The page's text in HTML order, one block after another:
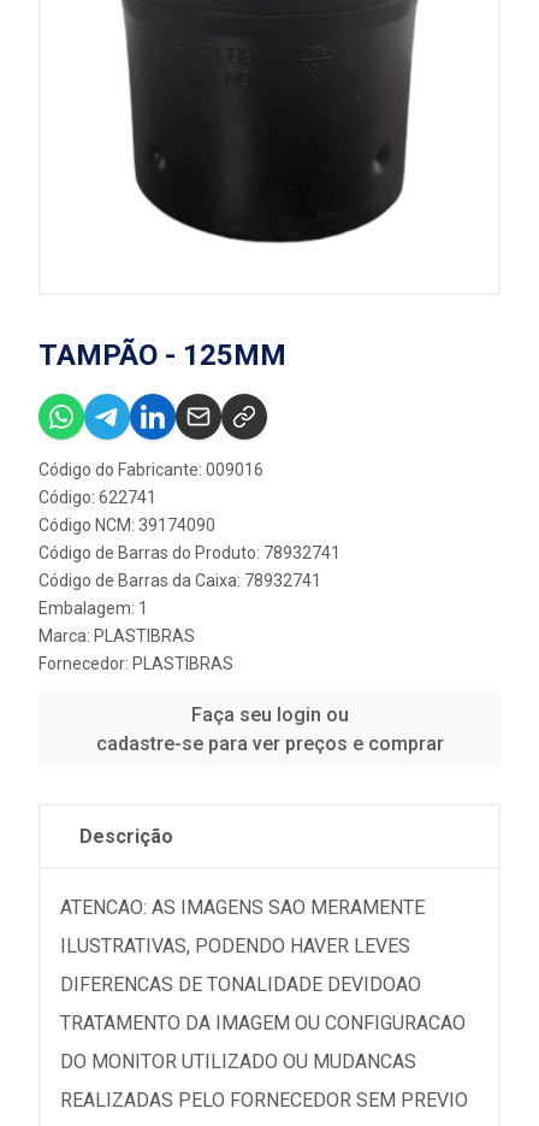
TAMPÃO - 125MM
Código do Fabricante: 009016
Código: 622741
Código NCM: 39174090
Código de Barras do Produto: 78932741
Código de Barras da Caixa: 78932741
Embalagem: 1
Marca: PLASTIBRAS
Fornecedor: PLASTIBRAS
Faça seu login ou
cadastre-se para ver preços e comprar
Descrição
ATENCAO: AS IMAGENS SAO MERAMENTE
ILUSTRATIVAS, PODENDO HAVER LEVES
DIFERENCAS DE TONALIDADE DEVIDOAO
TRATAMENTO DA IMAGEM OU CONFIGURACAO
DO MONITOR UTILIZADO OU MUDANCAS
REALIZADAS PELO FORNECEDOR SEM PREVIO